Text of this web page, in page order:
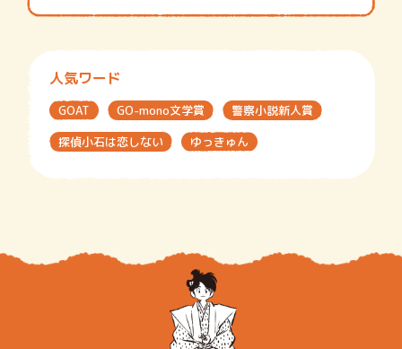
人気ワード
GOAT GO-mono文学賞
警察小説新人賞
探偵小石は恋しない
ゆっきゅん